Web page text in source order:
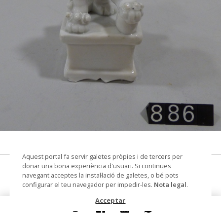
Lleó oriental
figura
Aquest portal fa servir galetes pròpies i de tercers per
donar una bona experiència d'usuari. Si continues
navegant acceptes la instal·lació de galetes, o bé pots
configurar el teu navegador per impedir-les. Nota legal.
Acceptar